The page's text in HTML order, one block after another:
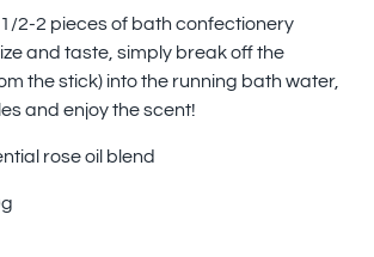
1/2-2 pieces of bath confectionery
and taste, simply break off the
the stick) into the running bath water,
and enjoy the scent!
rose oil blend